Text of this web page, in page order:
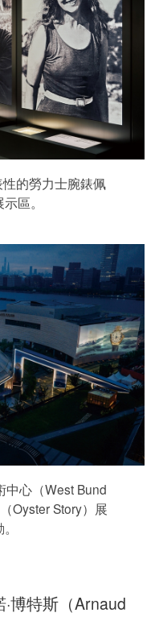
的勞力士腕錶佩
區。
中心（West Bund
Oyster Story）展
博特斯（Arnaud